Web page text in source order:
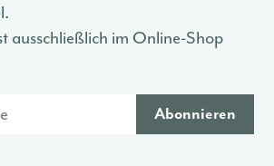
ausschließlich im Online-Shop